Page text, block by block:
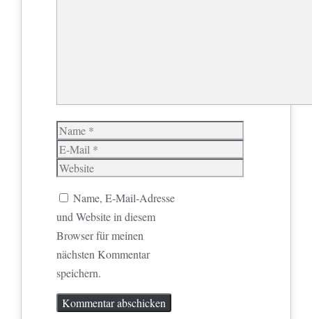
Name
E-
Mail
Website
Name, E-Mail-Adresse
und Website in diesem
Browser für meinen
nächsten Kommentar
speichern.